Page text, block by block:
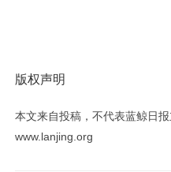
版权声明
本文来自投稿，不代表蓝鲸日
www.lanjing.org